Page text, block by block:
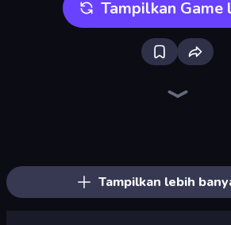
Tampilkan Game
Tampilkan lebih